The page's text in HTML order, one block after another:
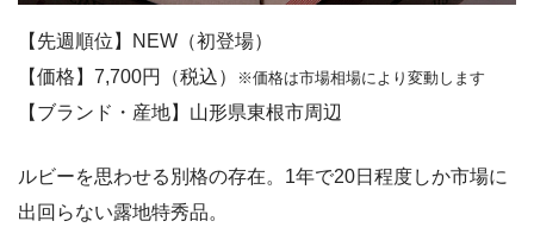
【先週順位】NEW（初登場）
【価格】7,700円（税込）
※価格は市場相場により変動します
【ブランド・産地】山形県東根市周辺
ルビーを思わせる別格の存在。1年で20日程度しか市場に
出回らない露地特秀品。